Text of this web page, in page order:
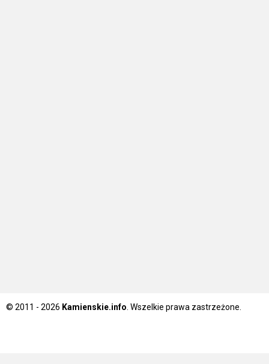
© 2011 - 2026 Kamienskie.info . Wszelkie prawa zastrzeżone.